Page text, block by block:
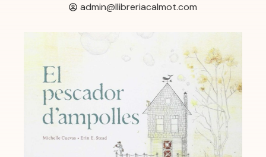
admin@llibreriacalmot.com